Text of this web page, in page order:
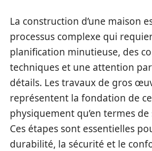
La construction d’une maison
processus complexe qui
planification minutieuse, des
techniques et une attention
détails. Les travaux de gros
représentent la fondation de
physiquement qu’en termes
Ces étapes sont essentielles
durabilité, la sécurité et le